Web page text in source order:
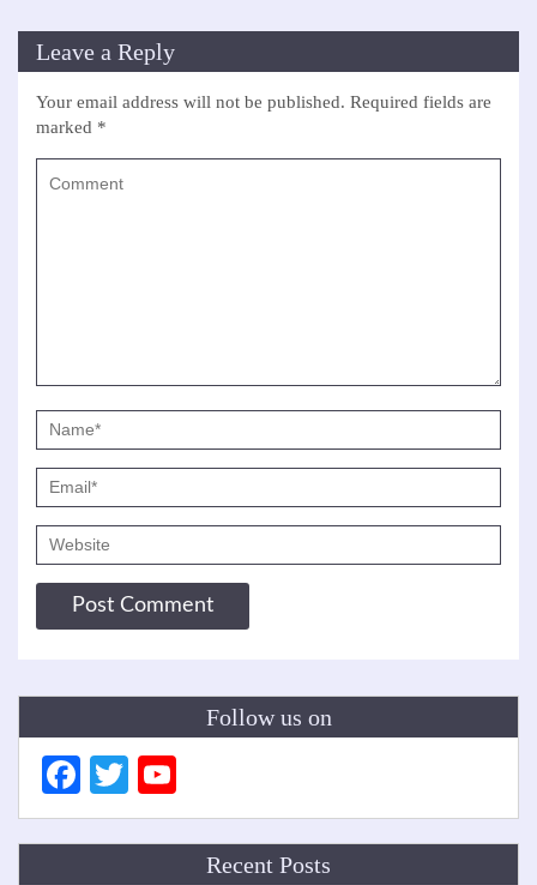
Leave a Reply
Your email address will not be published. Required fields are
marked *
Follow us on
Facebook
Twitter
Channel
Recent Posts